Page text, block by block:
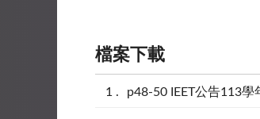
檔案下載
p48-50 IEET公告113